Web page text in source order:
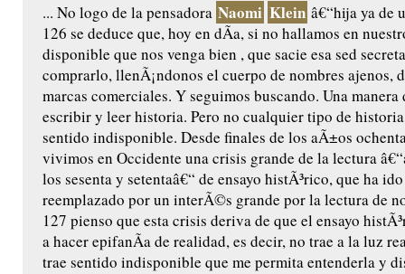
... No logo de la pensadora Naomi Klein â€“hija ya de
126 se deduce que, hoy en dÃ­a, si no hallamos en
disponible que nos venga bien , que sacie esa sed
comprarlo, llenÃ¡ndonos el cuerpo de nombres ajenos,
marcas comerciales. Y seguimos buscando. Una manera
escribir y leer historia. Pero no cualquier tipo de
sentido indisponible. Desde finales de los aÃ±os
vivimos en Occidente una crisis grande de la lectura
los sesenta y setentaâ€“ de ensayo histÃ³rico, que ha
reemplazado por un interÃ©s grande por la lectura de
127 pienso que esta crisis deriva de que el ensayo
a hacer epifanÃ­a de realidad, es decir, no trae a la luz
trae sentido indisponible que me permita entenderla y